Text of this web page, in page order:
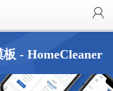
- HomeCleaner